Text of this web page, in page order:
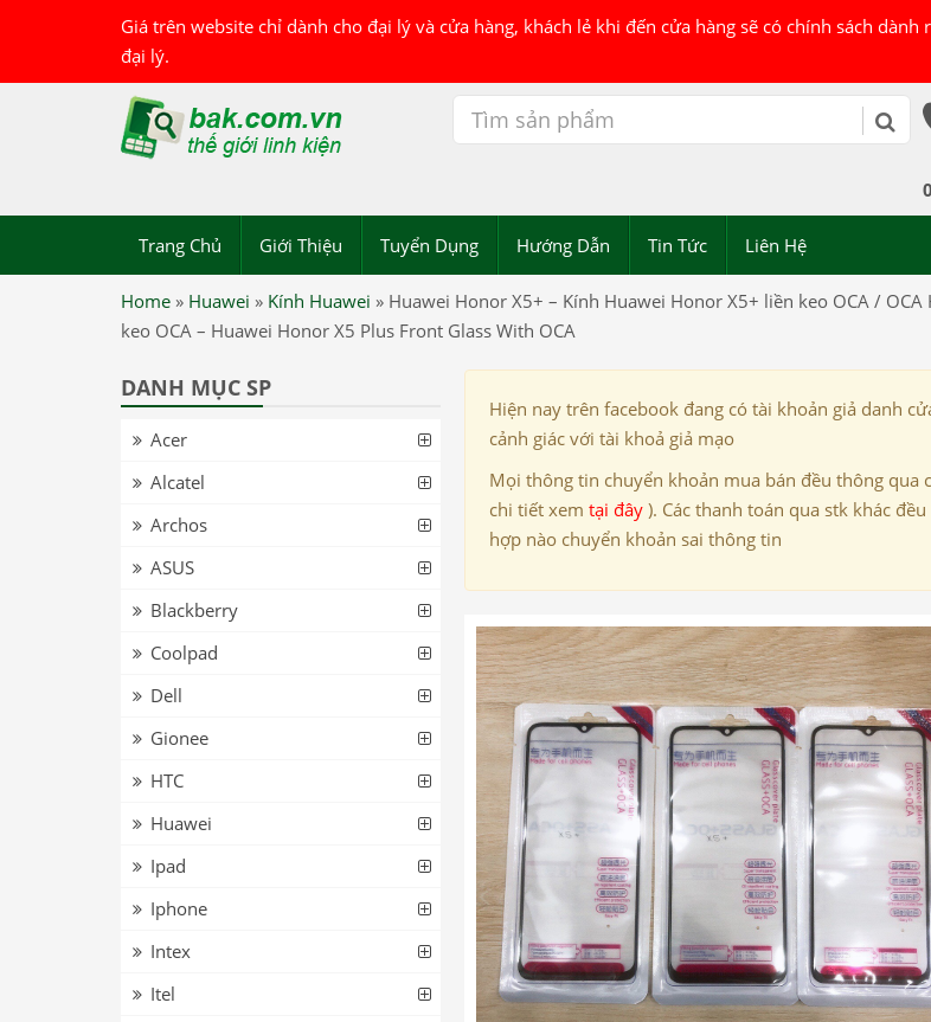
Giá trên website chỉ dành cho đại lý và cửa hàng, khách lẻ khi đến cửa hàng sẽ có chính sách
đại lý.
Trang Chủ Giới Thiệu Tuyển Dụng Hướng Dẫn Tin Tức Liên Hệ
Home » Huawei » Kính Huawei » Huawei Honor X5+ – Kính Huawei Honor X5+ liền keo OCA /
keo OCA – Huawei Honor X5 Plus Front Glass With OCA
Hiện nay trên facebook đang có tài khoản giả danh
cảnh giác với tài khoả giả mạo
Mọi thông tin chuyển khoản mua bán đều thông qua
chi tiết xem tại đây ). Các thanh toán qua stk khác
hợp nào chuyển khoản sai thông tin
DANH MỤC SP
Acer
Alcatel
Archos
ASUS
Blackberry
Coolpad
Dell
Gionee
HTC
Huawei
Ipad
Iphone
Intex
Itel